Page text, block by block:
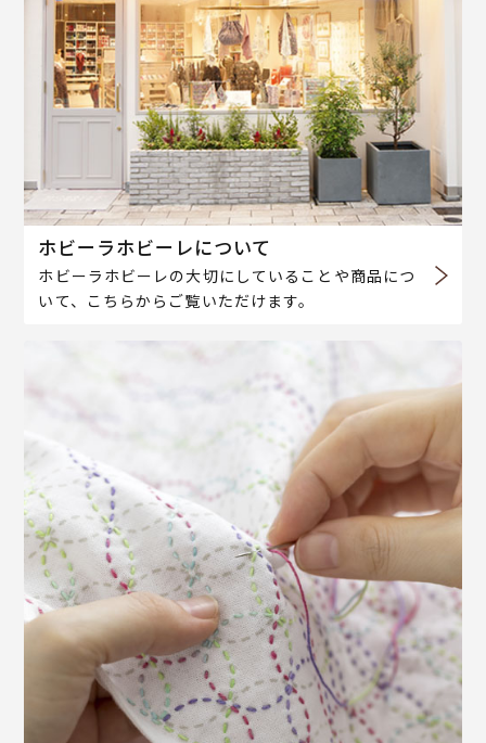
ホビーラホビーレについて
ホビーラホビーレの大切にしていることや商品につ
いて、こちらからご覧いただけます。